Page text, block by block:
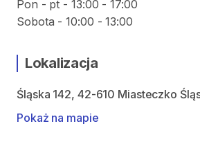
Pon - pt - 13:00 - 17:00
Sobota - 10:00 - 13:00
Lokalizacja
Śląska 142, 42-610 Miasteczko
Pokaż na mapie